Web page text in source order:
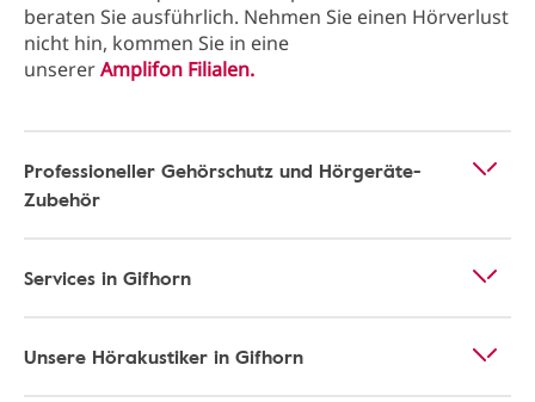
beraten Sie ausführlich. Nehmen Sie einen Hörverlust
nicht hin, kommen Sie in eine
unsererAmplifon Filialen.
Professioneller Gehörschutz und Hörgeräte-
Zubehör
Services in Gifhorn
Unsere Hörakustiker in Gifhorn